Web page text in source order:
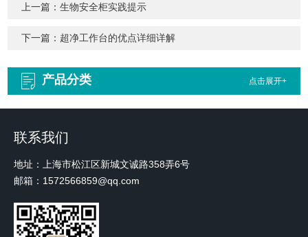
上一篇：生物安全柜实践提示
下一篇： 超净工作台的优点详细详解
产品分类 点击展开+
联系我们
地址：上海市松江区新城文诚路358弄6号
邮箱：1572566859@qq.com